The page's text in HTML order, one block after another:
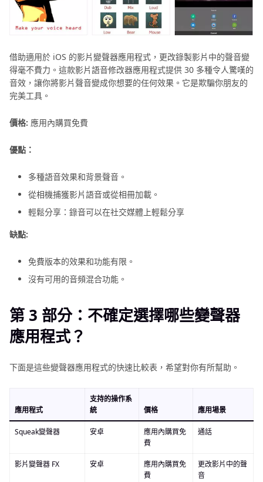
借助適用於 iOS 的影片變聲器應用程式，更改錄製影片中的聲音變
得毫不費力。這款影片語音修改器應用程式提供 30 多種令人驚嘆的
音效，讓你將影片聲音變成你想要的任何效果。它是欺騙你朋友的
完美工具。
價格: 應用內購買免費
優點：
多種語音效果和背景聲音。
從相機捕獲影片語音或從相冊加載。
輕鬆分享：錄音可以在社交媒體上輕鬆分享
缺點:
免費版本的效果和功能有限。
沒有可用的音頻混合功能。
第 3 部分：不確定選擇哪些變聲器
應用程式？
下面是這些變聲器應用程式的快速比較表，希望對你有所幫助。
應用程式
支持的操作系
統
價格 應用場景
Squeak變聲器 安卓
應用內購買免
費
通話
影片變聲器 FX 安卓
應用內購買免
費
更改影片中的聲
音